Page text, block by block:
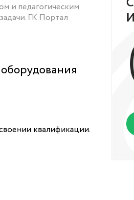
и педагогическим
ГК Портал
квалификации.